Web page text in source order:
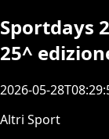
Sportdays
25^
2026-05-
Altri Sport